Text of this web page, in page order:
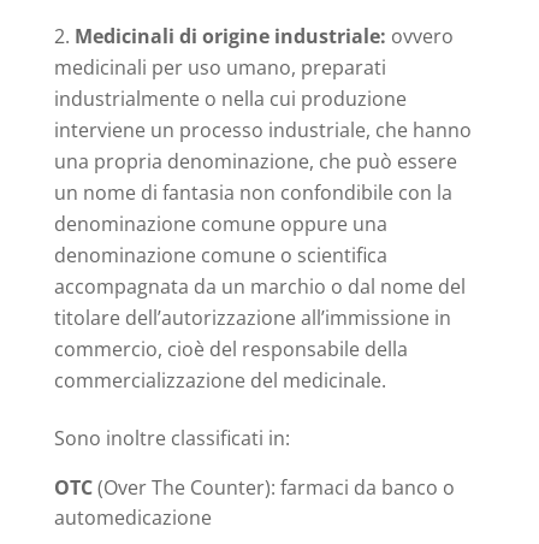
Medicinali di origine industriale: ovvero
medicinali per uso umano, preparati
industrialmente o nella cui produzione
interviene un processo industriale, che hanno
una propria denominazione, che può essere
un nome di fantasia non confondibile con la
denominazione comune oppure una
denominazione comune o scientifica
accompagnata da un marchio o dal nome del
titolare dell’autorizzazione all’immissione in
commercio, cioè del responsabile della
commercializzazione del medicinale.
Sono inoltre classificati in:
OTC(Over The Counter): farmaci da banco o
automedicazione